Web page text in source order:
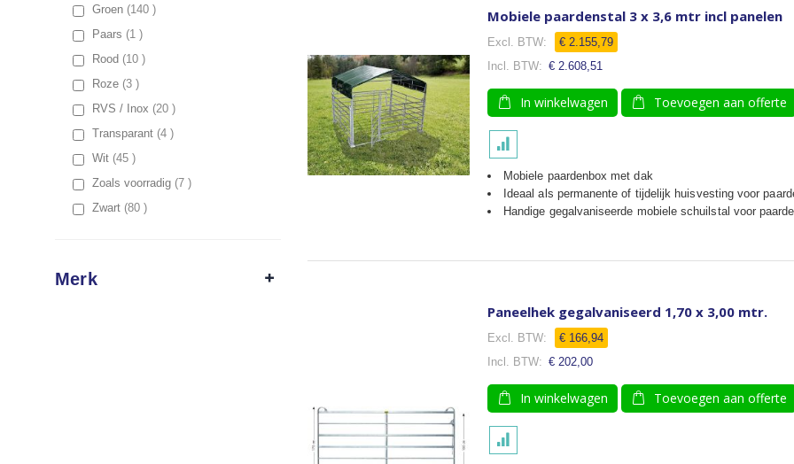
Mobiele paardenstal 3 x 3,6 mtr incl panelen
€ 2.155,79
Speciale
€ 2.608,51
In winkelwagen Toevoegen aan offerte
Mobiele paardenbox met dak
Ideaal als permanente of tijdelijk huisvesting voor
Handige gegalvaniseerde mobiele schuilstal voor
Paneelhek gegalvaniseerd 1,70 x 3,00 mtr.
€ 166,94
€ 202,00
In winkelwagen Toevoegen aan offerte
Groen 140 items
Paars 1 item
Rood 10 items
Roze 3 items
RVS / Inox 20 items
Transparant 4 items
Wit 45 items
Zoals voorradig 7 items
Zwart 80 items
Merk